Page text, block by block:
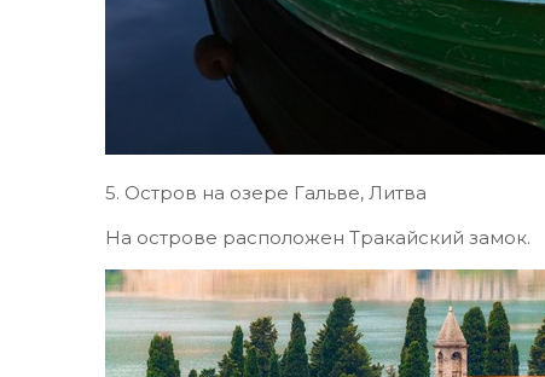
5. Остров на озере Гальве, Литва
На острове расположен Тракайский замок.